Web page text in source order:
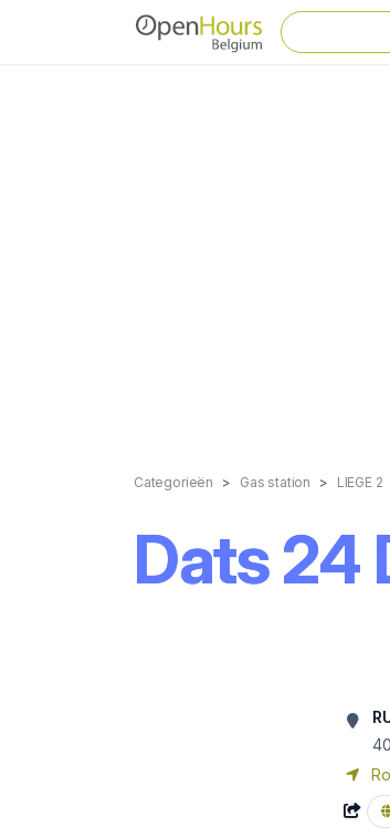
Categorieën Gas station LIEGE 2
Dats 24